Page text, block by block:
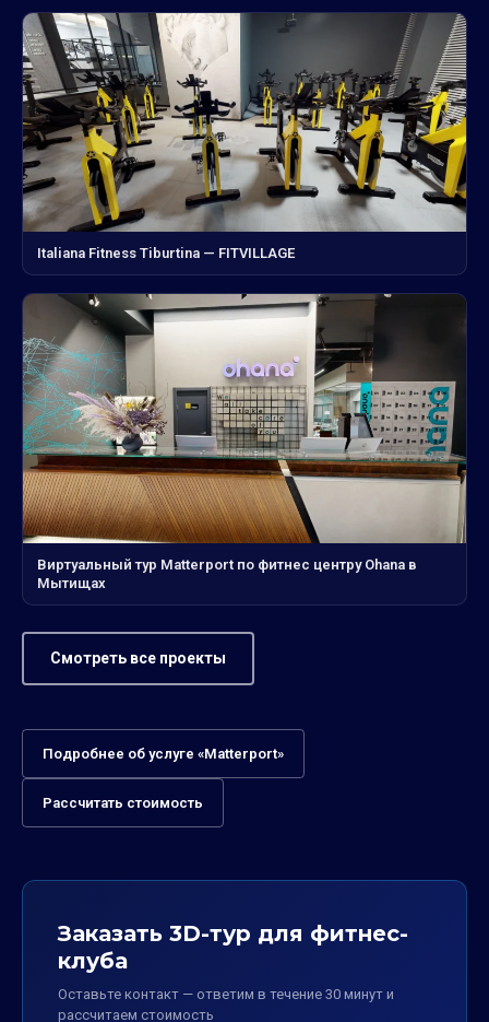
Italiana Fitness Tiburtina — FITVILLAGE
Виртуальный тур Matterport по фитнес центру Ohana в
Мытищах
Смотреть все проекты
Подробнее об услуге «Matterport»
Рассчитать стоимость
Заказать 3D-тур для фитнес-
клуба
Оставьте контакт — ответим в течение 30 минут и
рассчитаем стоимость